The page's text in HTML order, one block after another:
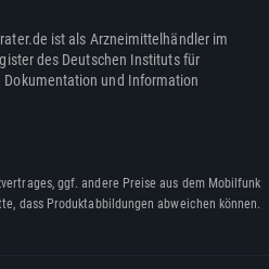
ist als Arzneimittelhändler im
des Deutschen Instituts für
Dokumentation und Information
ggf. andere Preise aus dem Mobilfunk
dass Produktabbildungen abweichen können.